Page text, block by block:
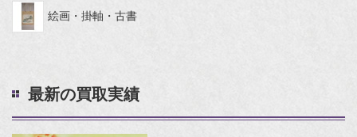
絵画・掛軸・古書
最新の買取実績